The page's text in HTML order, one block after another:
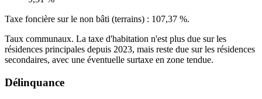
Taxe foncière sur le non bâti (terrains) : 107,37 %.
Taux communaux. La taxe d'habitation n'est plus due sur les
résidences principales depuis 2023, mais reste due sur les résidences
secondaires, avec une éventuelle surtaxe en zone tendue.
Délinquance